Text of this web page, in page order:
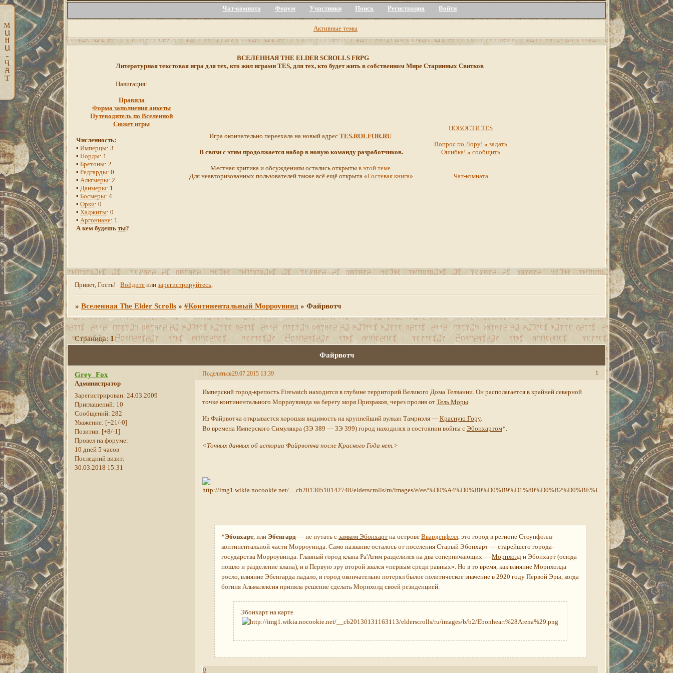
Чат-комната Форум Участники Поиск Регистрация Войти
Активные темы
ВСЕЛЕННАЯ THE ELDER SCROLLS FRPG
Литературная текстовая игра для тех, кто жил играми TES, для тех, кто будет жить в собственном Мире Старинных Свитков
Навигация:
Правила
Форма заполнения анкеты
Путеводитель по Вселенной
Сюжет игры
Численность:
▪ Имперцы: 3
▪ Норды: 1
▪ Бретоны: 2
▪ Редгарды: 0
▪ Альтмеры: 2
▪ Данмеры: 1
▪ Босмеры: 4
▪ Орки: 0
▪ Хаджиты: 0
▪ Аргониане: 1
А кем будешь ты?
Игра окончательно переехала на новый адрес TES.ROLFOR.RU.
В связи с этим продолжается набор в новую команду разработчиков.
Местная критика и обсуждениям остались открыты в этой теме.
Для неавторизованных пользователей также всё ещё открыта «Гостевая книга»
НОВОСТИ TES
Вопрос по Лору!» задать
Ошибка!» сообщить
Чат-комната
Привет, Гость! Войдите илизарегистрируйтесь
»Вселенная The Elder Scrolls »#Континентальный Морроувинд »Файрвотч
Файрвотч
Страница: 1
Поделиться 1
29.07.2015 13:39
Grey_Fox
Администратор
Зарегистрирован: 24.03.2009
Приглашений: 10
Сообщений: 282
Уважение: [+21/-0]
Позитив: [+8/-1]
Провел на форуме:
10 дней 5 часов
Последний визит:
30.03.2018 15:31
Имперский город-крепость Firewatch находится в глубине территорий Великого Дома Телванни. Он располагается в крайней северной
точке континентального Морроувинда на берегу моря Призраков, через пролив от Тель Моры.
Из Файрвотча открывается хорошая видимость на крупнейший вулкан Тамриэля — Красную Гору.
Во времена Имперского Симулякра (3Э 389 — 3Э 399) город находился в состоянии войны с Эбонхартом*.
<Точных данных об истории Файрвотча после Красного Года нет.>
*Эбонхарт, или Эбенгард — не путать сзамком Эбонхарт на островеВварденфелл , это город в регионе Стоунфоллз
континентальной части Морроуинда. Само название осталось от поселения Старый Эбонхарт — старейшего города-
государства Морроувинда. Главный город клана Ра'Атим разделился на два соперничающих —Морнхолд и Эбонхарт (осюда
пошло и разделение клана), и в Первую эру второй звался «первым среди равных». Но в то время, как влияние Морнхолда
росло, влияние Эбенгарда падало, и город окончательно потерял былое политическое значение в 2920 году Первой Эры, когда
богиня Альмалексия приняла решение сделать Морнхолд своей резиденцией.
Эбонхарт на карте
0